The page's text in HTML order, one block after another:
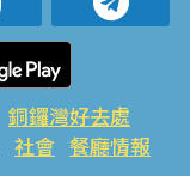
銅鑼灣好去處
社會 餐廳情報